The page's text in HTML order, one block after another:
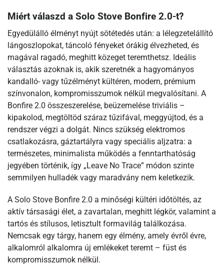
Miért válaszd a Solo Stove Bonfire 2.0-t?
Egyedülálló élményt nyújt sötétedés után: a lélegzetelállító
lángoszlopokat, táncoló fényeket órákig élvezheted, és
magával ragadó, meghitt közeget teremthetsz. Ideális
választás azoknak is, akik szeretnék a hagyományos
kandalló- vagy tűzélményt kültéren, modern, prémium
színvonalon, kompromisszumok nélkül megvalósítani. A
Bonfire 2.0 összeszerelése, beüzemelése triviális –
kipakolod, megtöltöd száraz tűzifával, meggyújtod, és a
rendszer végzi a dolgát. Nincs szükség elektromos
csatlakozásra, gáztartályra vagy speciális aljzatra: a
természetes, minimalista működés a fenntarthatóság
jegyében történik, így „Leave No Trace” módon szinte
semmilyen hulladék vagy maradvány nem keletkezik.
A Solo Stove Bonfire 2.0 a minőségi kültéri időtöltés, az
aktív társasági élet, a zavartalan, meghitt légkör, valamint a
tartós és stílusos, letisztult formavilág találkozása.
Nemcsak egy tárgy, hanem egy élmény, amely évről évre,
alkalomról alkalomra új emlékeket teremt – füst és
kompromisszumok nélkül.